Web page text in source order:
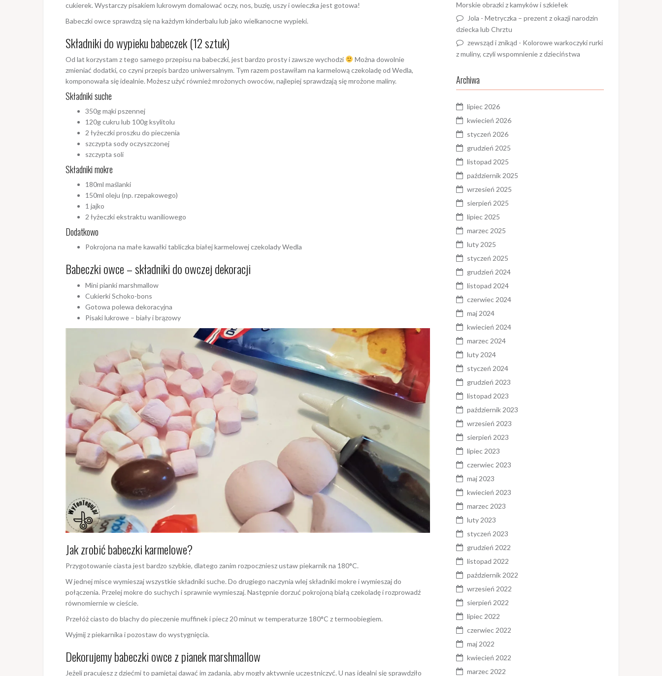
cukierek. Wystarczy pisakiem lukrowym domalować oczy, nos, buzię, uszy i owieczka jest gotowa!
Babeczki owce sprawdzą się na każdym kinderbalu lub jako wielkanocne wypieki.
Składniki do wypieku babeczek (12 sztuk)
Od lat korzystam z tego samego przepisu na babeczki, jest bardzo prosty i zawsze wychodzi
Można dowolnie
zmieniać dodatki, co czyni przepis bardzo uniwersalnym. Tym razem postawiłam na karmelową czekoladę od Wedla,
komponowała się idealnie. Możesz użyć również mrożonych owoców, najlepiej sprawdzają się mrożone maliny.
Składniki suche
350g mąki pszennej
120g cukru lub 100g ksylitolu
2 łyżeczki proszku do pieczenia
szczypta sody oczyszczonej
szczypta soli
Składniki mokre
180ml maślanki
150ml oleju (np. rzepakowego)
1 jajko
2 łyżeczki ekstraktu waniliowego
Dodatkowo
Pokrojona na małe kawałki tabliczka białej karmelowej czekolady Wedla
Babeczki owce – składniki do owczej dekoracji
Mini pianki marshmallow
Cukierki Schoko-bons
Gotowa polewa dekoracyjna
Pisaki lukrowe – biały i brązowy
Jak zrobić babeczki karmelowe?
Przygotowanie ciasta jest bardzo szybkie, dlatego zanim rozpoczniesz ustaw piekarnik na 180°C.
W jednej misce wymieszaj wszystkie składniki suche. Do drugiego naczynia wlej składniki mokre i wymieszaj do
połączenia. Przelej mokre do suchych i sprawnie wymieszaj. Następnie dorzuć pokrojoną białą czekoladę i rozprowadź
równomiernie w cieście.
Przełóż ciasto do blachy do pieczenie muffinek i piecz 20 minut w temperaturze 180°C z termoobiegiem.
Wyjmij z piekarnika i pozostaw do wystygnięcia.
Dekorujemy babeczki owce z pianek marshmallow
Jeżeli pracujesz z dziećmi to pamiętaj dawać im zadania, aby mogły aktywnie uczestniczyć. U nas idealni się sprawdziło
Morskie obrazki z kamyków i szkiełek
Jola - Metryczka – prezent z okazji narodzin
dziecka lub Chrztu
zewsząd i znikąd - Kolorowe warkoczyki rurki
z muliny, czyli wspomnienie z dzieciństwa
Archiwa
lipiec 2026
kwiecień 2026
styczeń 2026
grudzień 2025
listopad 2025
październik 2025
wrzesień 2025
sierpień 2025
lipiec 2025
marzec 2025
luty 2025
styczeń 2025
grudzień 2024
listopad 2024
czerwiec 2024
maj 2024
kwiecień 2024
marzec 2024
luty 2024
styczeń 2024
grudzień 2023
listopad 2023
październik 2023
wrzesień 2023
sierpień 2023
lipiec 2023
czerwiec 2023
maj 2023
kwiecień 2023
marzec 2023
luty 2023
styczeń 2023
grudzień 2022
listopad 2022
październik 2022
wrzesień 2022
sierpień 2022
lipiec 2022
czerwiec 2022
maj 2022
kwiecień 2022
marzec 2022